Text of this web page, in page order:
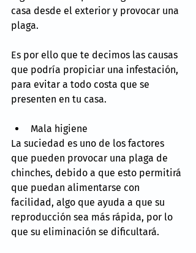
casa desde el exterior y provocar una
plaga.
Es por ello que te decimos las causas
que podría propiciar una infestación,
para evitar a todo costa que se
presenten en tu casa.
Mala higiene
La suciedad es uno de los factores
que pueden provocar una plaga de
chinches, debido a que esto permitirá
que puedan alimentarse con
facilidad, algo que ayuda a que su
reproducción sea más rápida, por lo
que su eliminación se dificultará.